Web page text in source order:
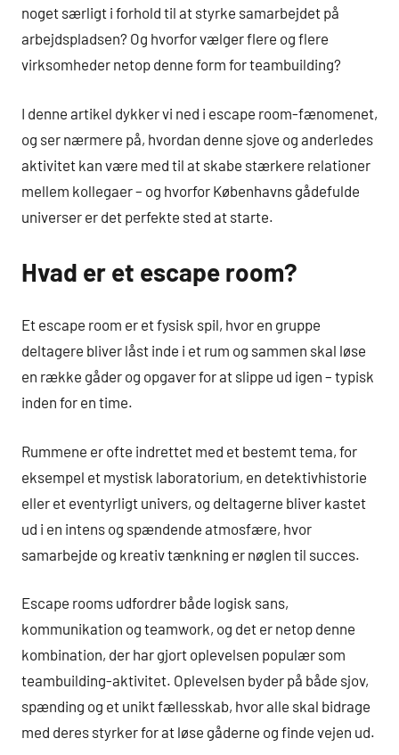
noget særligt i forhold til at styrke samarbejdet på
arbejdspladsen? Og hvorfor vælger flere og flere
virksomheder netop denne form for teambuilding?
I denne artikel dykker vi ned i escape room-fænomenet,
og ser nærmere på, hvordan denne sjove og anderledes
aktivitet kan være med til at skabe stærkere relationer
mellem kollegaer – og hvorfor Københavns gådefulde
universer er det perfekte sted at starte.
Hvad er et escape room?
Et escape room er et fysisk spil, hvor en gruppe
deltagere bliver låst inde i et rum og sammen skal løse
en række gåder og opgaver for at slippe ud igen – typisk
inden for en time.
Rummene er ofte indrettet med et bestemt tema, for
eksempel et mystisk laboratorium, en detektivhistorie
eller et eventyrligt univers, og deltagerne bliver kastet
ud i en intens og spændende atmosfære, hvor
samarbejde og kreativ tænkning er nøglen til succes.
Escape rooms udfordrer både logisk sans,
kommunikation og teamwork, og det er netop denne
kombination, der har gjort oplevelsen populær som
teambuilding-aktivitet. Oplevelsen byder på både sjov,
spænding og et unikt fællesskab, hvor alle skal bidrage
med deres styrker for at løse gåderne og finde vejen ud.